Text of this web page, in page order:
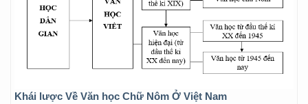
Khái lược Về Văn học Chữ Nôm Ở Việt Nam